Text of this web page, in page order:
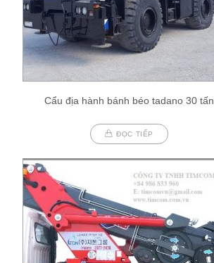
Cẩu địa hành bánh béo tadano 30 tấn
ĐỌC TIẾP